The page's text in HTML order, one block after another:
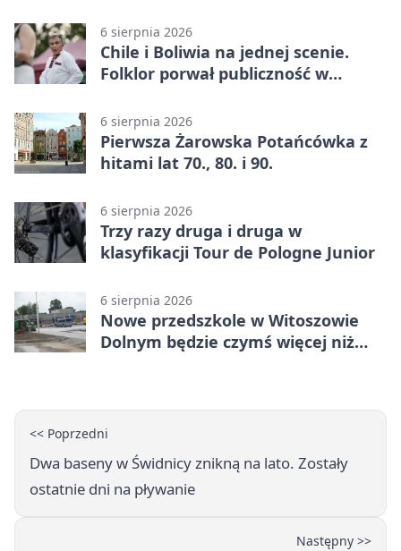
6 sierpnia 2026
Chile i Boliwia na jednej scenie.
Folklor porwał publiczność w
6 sierpnia 2026
Pierwsza Żarowska Potańcówka z
hitami lat 70., 80. i 90.
6 sierpnia 2026
Trzy razy druga i druga w
klasyfikacji Tour de Pologne Junior
6 sierpnia 2026
Nowe przedszkole w Witoszowie
Dolnym będzie czymś więcej niż
<< Poprzedni
Dwa baseny w Świdnicy znikną na lato. Zostały
ostatnie dni na pływanie
Następny >>